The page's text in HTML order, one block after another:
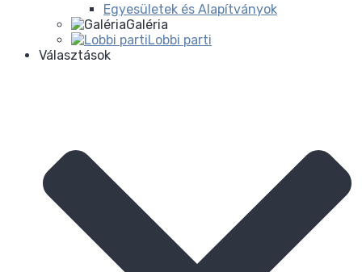
Egyesületek és Alapítványok
Galéria
Lobbi parti
Választások